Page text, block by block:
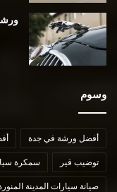
وسوم
أفضل ورشة في جدة
توضيب قير سمكرة
صيانة سيارات المدينة